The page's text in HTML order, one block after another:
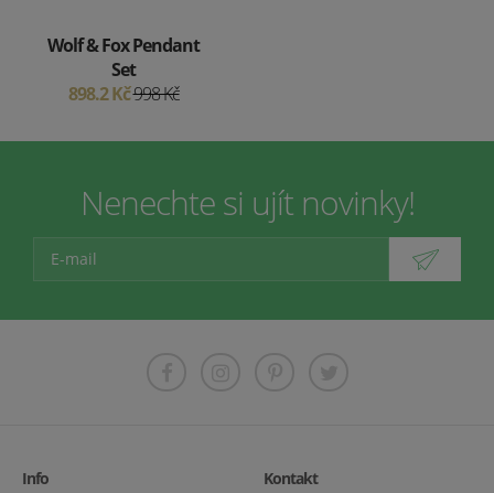
Wolf & Fox Pendant
Set
898.2 Kč998 Kč
Nenechte si ujít novinky!
Info Kontakt